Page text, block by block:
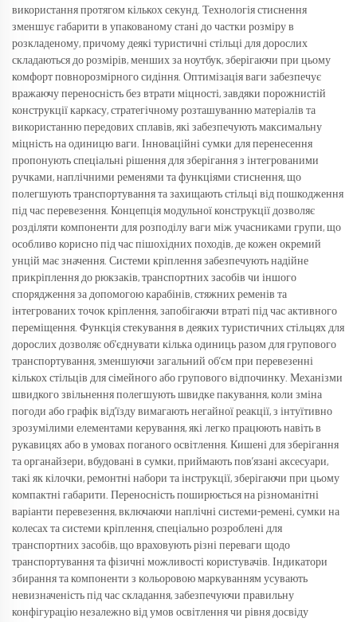
використання протягом кількох секунд. Технологія стиснення
зменшує габарити в упакованому стані до частки розміру в
розкладеному, причому деякі туристичні стільці для дорослих
складаються до розмірів, менших за ноутбук, зберігаючи при цьому
комфорт повнорозмірного сидіння. Оптимізація ваги забезпечує
вражаючу переносність без втрати міцності, завдяки порожнистій
конструкції каркасу, стратегічному розташуванню матеріалів та
використанню передових сплавів, які забезпечують максимальну
міцність на одиницю ваги. Інноваційні сумки для перенесення
пропонують спеціальні рішення для зберігання з інтегрованими
ручками, наплічними ременями та функціями стиснення, що
полегшують транспортування та захищають стільці від пошкодження
під час перевезення. Концепція модульної конструкції дозволяє
розділяти компоненти для розподілу ваги між учасниками групи, що
особливо корисно під час пішохідних походів, де кожен окремий
унцій має значення. Системи кріплення забезпечують надійне
прикріплення до рюкзаків, транспортних засобів чи іншого
спорядження за допомогою карабінів, стяжних ременів та
інтегрованих точок кріплення, запобігаючи втраті під час активного
переміщення. Функція стекування в деяких туристичних стільцях для
дорослих дозволяє об'єднувати кілька одиниць разом для групового
транспортування, зменшуючи загальний об’єм при перевезенні
кількох стільців для сімейного або групового відпочинку. Механізми
швидкого звільнення полегшують швидке пакування, коли зміна
погоди або графік від’їзду вимагають негайної реакції, з інтуїтивно
зрозумілими елементами керування, які легко працюють навіть в
рукавицях або в умовах поганого освітлення. Кишені для зберігання
та органайзери, вбудовані в сумки, приймають пов’язані аксесуари,
такі як кілочки, ремонтні набори та інструкції, зберігаючи при цьому
компактні габарити. Переносність поширюється на різноманітні
варіанти перевезення, включаючи наплічні системи-ремені, сумки на
колесах та системи кріплення, спеціально розроблені для
транспортних засобів, що враховують різні переваги щодо
транспортування та фізичні можливості користувачів. Індикатори
збирання та компоненти з кольоровою маркуванням усувають
невизначеність під час складання, забезпечуючи правильну
конфігурацію незалежно від умов освітлення чи рівня досвіду